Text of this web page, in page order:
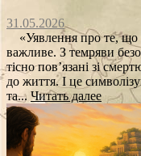
31.05.2026
«Уявлення про те, що
важливе. З темряви
тісно пов’язані зі
до життя. І це
та... Читать далее